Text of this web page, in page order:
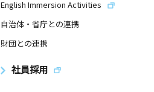
English Immersion Activities
自治体・省庁との連携
財団との連携
社員採用